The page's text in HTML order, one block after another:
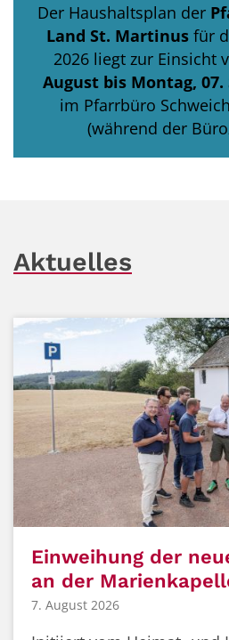
Der Haushaltsplan der
Land St. Martinus für
2026 liegt zur Einsicht
August bis Montag, 07.
im Pfarrbüro
(während der
Aktuelles
Einweihung der
an der
7. August 2026